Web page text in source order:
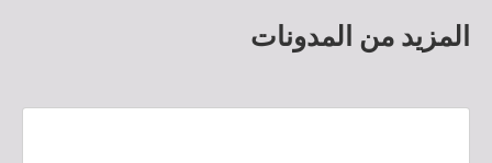
المزيد من المدونات